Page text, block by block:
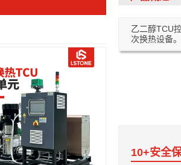
乙二醇TCU
次换热设备。
10+安全